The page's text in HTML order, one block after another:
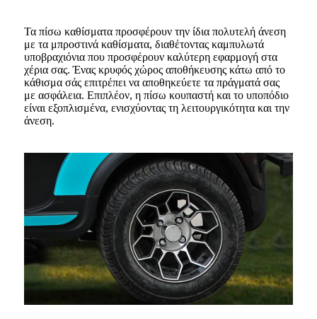
Τα πίσω καθίσματα προσφέρουν την ίδια πολυτελή άνεση
με τα μπροστινά καθίσματα, διαθέτοντας καμπυλωτά
υποβραχιόνια που προσφέρουν καλύτερη εφαρμογή στα
χέρια σας. Ένας κρυφός χώρος αποθήκευσης κάτω από το
κάθισμα σάς επιτρέπει να αποθηκεύετε τα πράγματά σας
με ασφάλεια. Επιπλέον, η πίσω κουπαστή και το υποπόδιο
είναι εξοπλισμένα, ενισχύοντας τη λειτουργικότητα και την
άνεση.